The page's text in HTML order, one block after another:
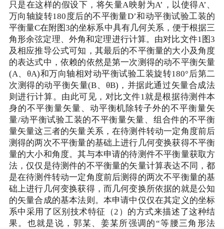
只是在这样的假设下，将矢量A映射为A’，以使得A’、
万向轴旋转180度后的不平衡量D’和动平衡试验工装的
平衡量C在附图3的坐标系中具有几何关系，便于根据三
角形余弦定理、外角和定理进行计算。由对比文件1图3
及相应推导公式可知，其最后的不平衡量的大小及角度
的表达式中，依赖的依然是第一次测得的动不平衡矢量
(A、θA)和万向轴相对动平衡试验工装旋转180°后第二
次测得的动平衡矢量(B、θB)，并据此通过矢量合成法
则进行计算。由此可见，对比文件1就是根据待测件本
身的不平衡量矢量、动平衡机除转子外的不平衡量矢
量/动平衡试验工装的不平衡量矢量、组合件的不平衡
量矢量这三者的矢量关系，在待测件转动一定角度前后
测得的两次不平衡量的基础上进行几何变换获得不平衡
量的大小和角度。其与本申请的待测件不平衡量获取方
法，仅仅是待测件的不平衡量的矢量计算表达不同，都
是在待测件转动一定角度前后测得的两次不平衡量的基
础上进行几何变换获得，而几何变换所依据的就是公知
的矢量合成的基本法则。本申请中仅仅在其定义的坐标
系中采用了区别技术特征（2）的方式来描述了这种结
果。也就是说，郭某、姜某所强调的“等腰三角形法